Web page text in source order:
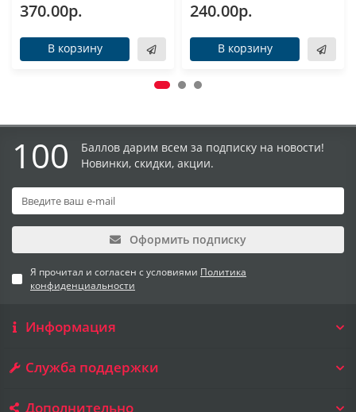
370.00р.
В корзину
240.00р.
В корзину
100
Баллов дарим всем за подписку на новости!
Новинки, скидки, акции.
Оформить подписку
Я прочитал и согласен с условиями Политика
конфиденциальности
Информация
Служба поддержки
Дополнительно